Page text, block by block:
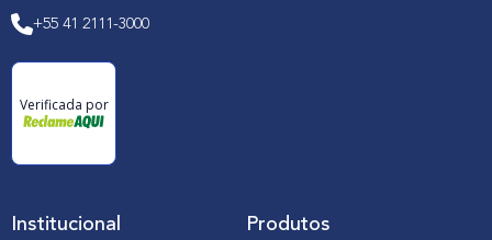
+55 41 2111-3000
Verificada por
Institucional Produtos